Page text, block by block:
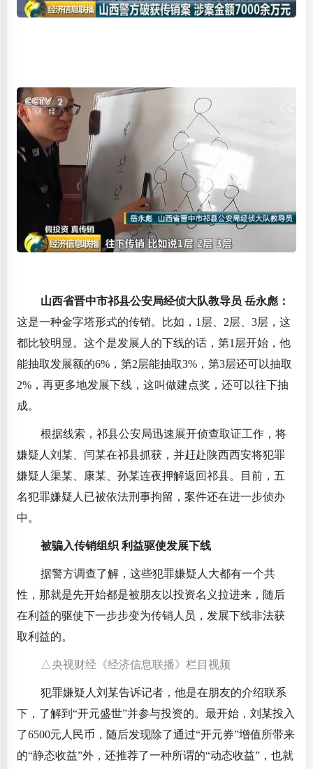
山西省晋中市祁县公安局经侦大队教导员 岳永彪：
这是一种金字塔形式的传销。比如，1层、2层、3层，这
都比较明显。这个是发展人的下线的话，第1层开始，他
能抽取发展额的6%，第2层能抽取3%，第3层还可以抽取
2%，再更多地发展下线，这叫做建点奖，还可以往下抽
成。
根据线索，祁县公安局迅速展开侦查取证工作，将
嫌疑人刘某、闫某在祁县抓获，并赶赴陕西西安将犯罪
嫌疑人渠某、康某、孙某连夜押解返回祁县。目前，五
名犯罪嫌疑人已被依法刑事拘留，案件还在进一步侦办
中。
被骗入传销组织 利益驱使发展下线
据警方调查了解，这些犯罪嫌疑人大都有一个共
性，那就是先开始都是被朋友以投资名义拉进来，随后
在利益的驱使下一步步变为传销人员，发展下线非法获
取利益的。
△央视财经《经济信息联播》栏目视频
犯罪嫌疑人刘某告诉记者，他是在朋友的介绍联系
下，了解到“开元盛世”并参与投资的。最开始，刘某投入
了6500元人民币，随后发现除了通过“开元券”增值所带来
的“静态收益”外，还推荐了一种所谓的“动态收益”，也就